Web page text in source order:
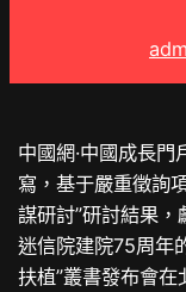
中國網·中國成長
寫，基于嚴重徵詢
謀研討”研討結果
迷信院建院75周年
扶植”叢書發布會在